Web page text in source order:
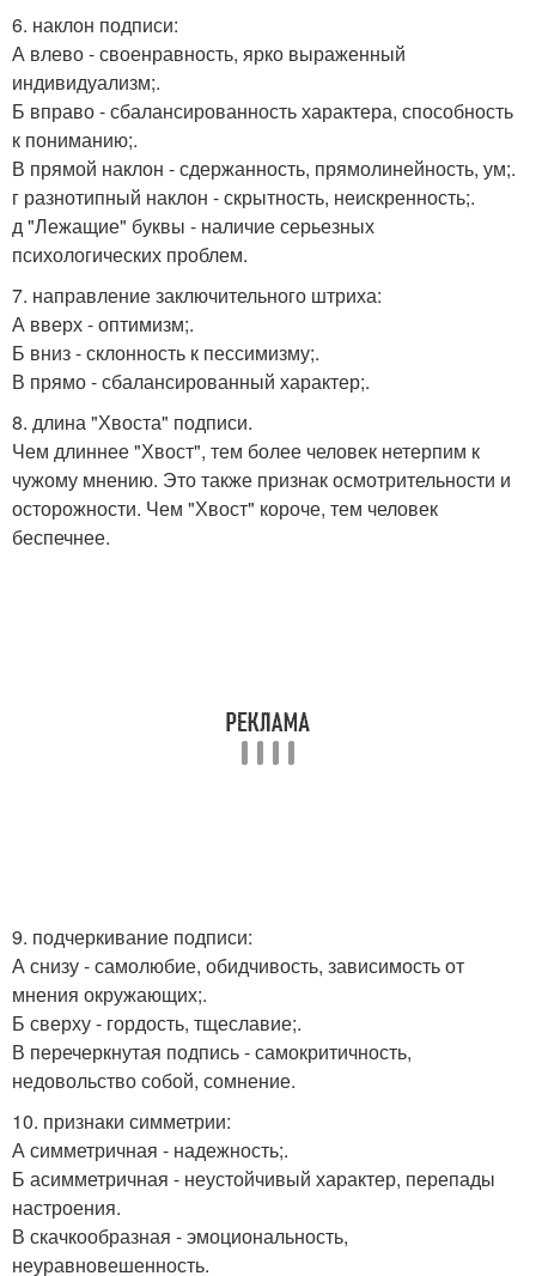
6. наклон подписи:
А влево - своенравность, ярко выраженный
индивидуализм;.
Б вправо - сбалансированность характера, способность
к пониманию;.
В прямой наклон - сдержанность, прямолинейность, ум;.
г разнотипный наклон - скрытность, неискренность;.
д "Лежащие" буквы - наличие серьезных
психологических проблем.
7. направление заключительного штриха:
А вверх - оптимизм;.
Б вниз - склонность к пессимизму;.
В прямо - сбалансированный характер;.
8. длина "Хвоста" подписи.
Чем длиннее "Хвост", тем более человек нетерпим к
чужому мнению. Это также признак осмотрительности и
осторожности. Чем "Хвост" короче, тем человек
беспечнее.
9. подчеркивание подписи:
А снизу - самолюбие, обидчивость, зависимость от
мнения окружающих;.
Б сверху - гордость, тщеславие;.
В перечеркнутая подпись - самокритичность,
недовольство собой, сомнение.
10. признаки симметрии:
А симметричная - надежность;.
Б асимметричная - неустойчивый характер, перепады
настроения.
В скачкообразная - эмоциональность,
неуравновешенность.